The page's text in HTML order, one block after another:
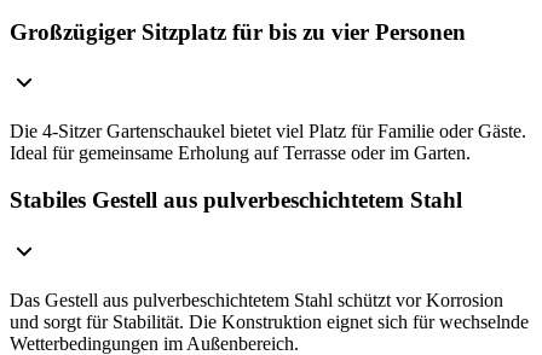
Großzügiger Sitzplatz für bis zu vier Personen
Die 4-Sitzer Gartenschaukel bietet viel Platz für Familie oder Gäste.
Ideal für gemeinsame Erholung auf Terrasse oder im Garten.
Stabiles Gestell aus pulverbeschichtetem Stahl
Das Gestell aus pulverbeschichtetem Stahl schützt vor Korrosion
und sorgt für Stabilität. Die Konstruktion eignet sich für wechselnde
Wetterbedingungen im Außenbereich.